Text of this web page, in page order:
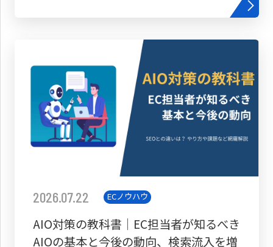
2026.07.22 ECノウハウ
AIO対策の教科書│EC担当者が知るべき
AIOの基本と今後の動向、検索流入を増